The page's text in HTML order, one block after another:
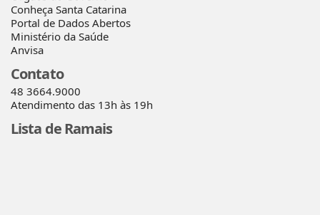
Conheça Santa Catarina
Portal de Dados Abertos
Ministério da Saúde
Anvisa
Contato
48 3664.9000
Atendimento das 13h às 19h
Lista de Ramais